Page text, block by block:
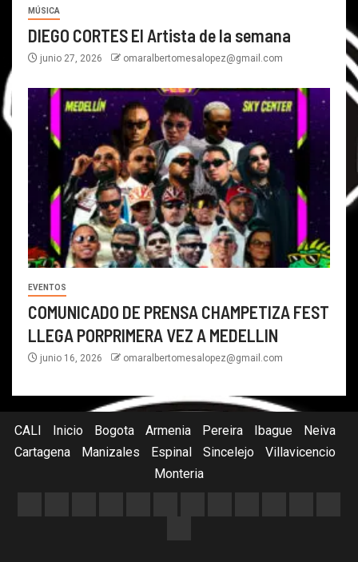
MÚSICA
DIEGO CORTES El Artista de la semana
junio 27, 2026 omaralbertomesalopez@gmail.com
EVENTOS
COMUNICADO DE PRENSA CHAMPETIZA FEST
LLEGA PORPRIMERA VEZ A MEDELLIN
junio 16, 2026 omaralbertomesalopez@gmail.com
CALI Inicio Bogota Armenia Pereira Ibague
Neiva
Cartagena
Manizales Espinal Sincelejo
Villavicencio
Monteria